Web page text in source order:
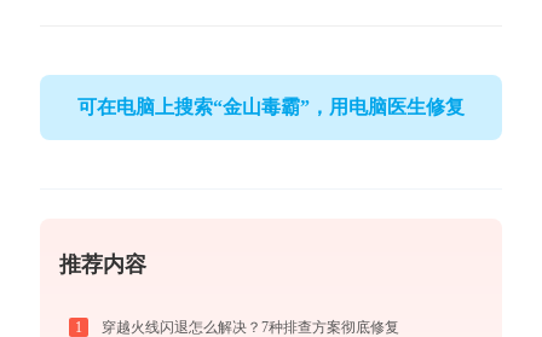
可在电脑上搜索“金山毒霸”，用电脑医生修复
推荐内容
1 穿越火线闪退怎么解决？7种排查方案彻底修复